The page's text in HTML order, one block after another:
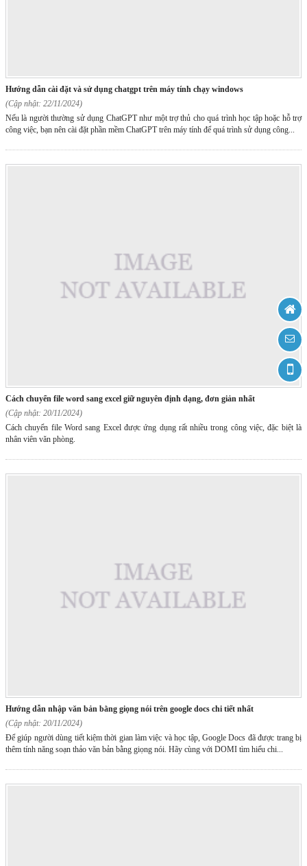
hướng dẫn cài đặt và sử dụng chatgpt trên máy tính chạy windows
(Cập nhật: 22/11/2024)
Nếu là người thường sử dụng ChatGPT như một trợ thủ cho quá trình học tập hoặc hỗ trợ
công việc, bạn nên cài đặt phần mềm ChatGPT trên máy tính để quá trình sử dụng công...
cách chuyển file word sang excel giữ nguyên định dạng, đơn giản nhất
(Cập nhật: 20/11/2024)
Cách chuyển file Word sang Excel được ứng dụng rất nhiều trong công việc, đặc biệt là
nhân viên văn phòng.
hướng dẫn nhập văn bản bằng giọng nói trên google docs chi tiết nhất
(Cập nhật: 20/11/2024)
Để giúp người dùng tiết kiệm thời gian làm việc và học tập, Google Docs đã được trang bị
thêm tính năng soạn thảo văn bản bằng giọng nói. Hãy cùng với DOMI tìm hiểu chi...